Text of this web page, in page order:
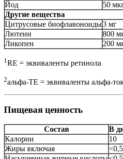
Йод
50
Другие вещества
Цитрусовые биофлавоноиды3 мг
Лютеин
800
Ликопен
200
1RE = эквиваленты ретинола
2альфа-TE = эквиваленты альфа-
Пищевая ценность
Состав В
Калории
10
Жиры включая